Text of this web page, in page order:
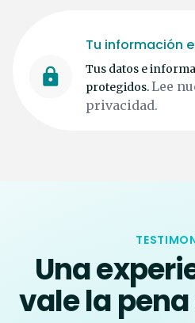
Tu información
Tus datos e
protegidos.Lee
privacidad.
Una
vale la